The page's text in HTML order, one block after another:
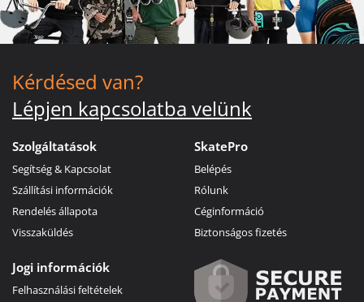
Kérdésed van?
Lépjen kapcsolatba velünk
Szolgáltatások
Segítség & Kapcsolat
Szállítási információk
Rendelés állapota
Visszaküldés
SkatePro
Belépés
Rólunk
Céginformáció
Biztonságos fizetés
Jogi információk
Felhasználási feltételek